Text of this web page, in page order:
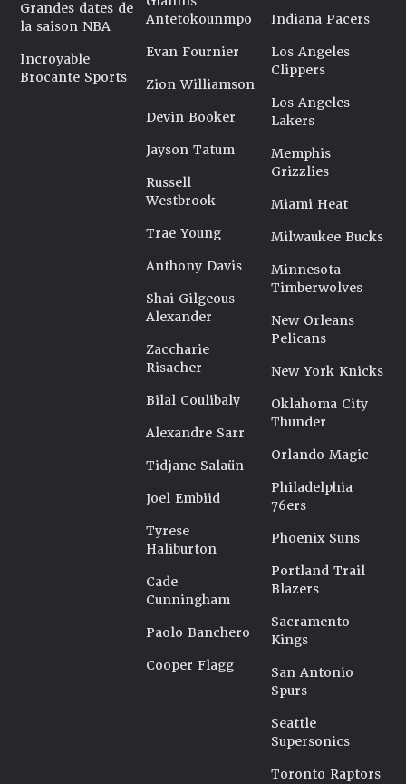
Grandes dates de
la saison NBA
Incroyable
Brocante Sports
Antetokounmpo
Evan Fournier
Zion Williamson
Devin Booker
Jayson Tatum
Russell
Westbrook
Trae Young
Anthony Davis
Shai Gilgeous-
Alexander
Zaccharie
Risacher
Bilal Coulibaly
Alexandre Sarr
Tidjane Salaün
Joel Embiid
Tyrese
Haliburton
Cade
Cunningham
Paolo Banchero
Cooper Flagg
Indiana Pacers
Los Angeles
Clippers
Los Angeles
Lakers
Memphis
Grizzlies
Miami Heat
Milwaukee Bucks
Minnesota
Timberwolves
New Orleans
Pelicans
New York Knicks
Oklahoma City
Thunder
Orlando Magic
Philadelphia
76ers
Phoenix Suns
Portland Trail
Blazers
Sacramento
Kings
San Antonio
Spurs
Seattle
Supersonics
Toronto Raptors